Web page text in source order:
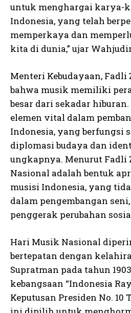
untuk menghargai karya-
Indonesia, yang telah
memperkaya dan
kita di dunia,” ujar
Menteri Kebudayaan,
bahwa musik memiliki
besar dari sekadar
elemen vital dalam
Indonesia, yang berfungsi
diplomasi budaya dan
ungkapnya. Menurut Fadli
Nasional adalah bentuk
musisi Indonesia, yang
dalam pengembangan
penggerak perubahan
Hari Musik Nasional
bertepatan dengan
Supratman pada tahun
kebangsaan “Indonesia
Keputusan Presiden No. 10